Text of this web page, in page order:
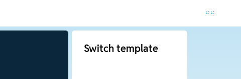
Switch template